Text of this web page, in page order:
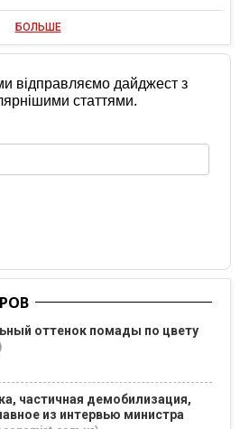
БОЛЬШЕ
відправляємо дайджест з
статтями.
оттенок помады по цвету
частичная демобилизация,
из интервью министра